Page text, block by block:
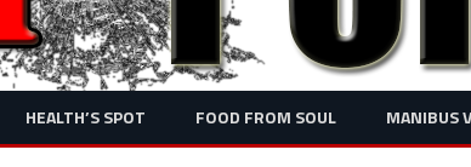
Skip
content
HEALTH’S SPOT FOOD FROM SOUL MANIBUS